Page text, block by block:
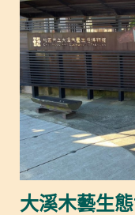
大溪木藝生